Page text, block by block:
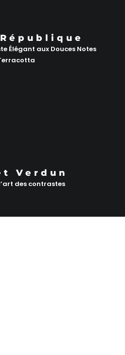
Élégant aux Douces Notes
Verdun
des contrastes